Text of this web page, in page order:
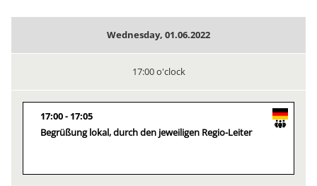
Wednesday, 01.06.2022
17:00 o'clock
17:00
17:05
Begrüßung lokal, durch den jeweiligen Regio-Leiter